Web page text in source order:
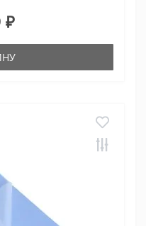
₽